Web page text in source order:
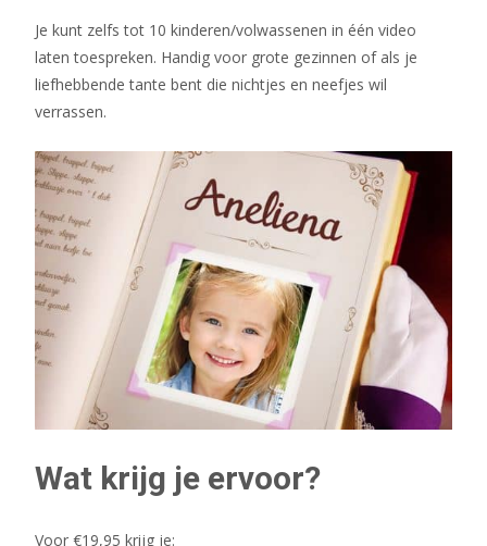
Je kunt zelfs tot 10 kinderen/volwassenen in één video
laten toespreken. Handig voor grote gezinnen of als je
liefhebbende tante bent die nichtjes en neefjes wil
verrassen.
Wat krijg je ervoor?
Voor €19,95 krijg je: